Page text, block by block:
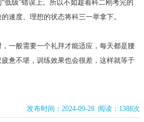
低级”错误上。所以不如趁着科二刚考完的
速度、理想的状态将科三一举拿下。
一般需要一个礼拜才能适应，每天都是腰
惫不堪，训练效果也会很差，这样就等于
发布时间：2024-09-28 阅读：1388次